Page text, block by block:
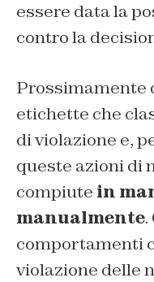
essere data la
contro la
Prossimamente
etichette che
di violazione e,
queste azioni di
compiute in
manualmente
comportamenti
violazione delle